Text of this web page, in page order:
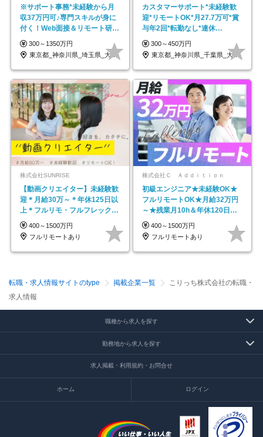
※サポート事務*未経験から月
収37万円可♪専門スキルが身に
付く！Web面接＆リモート研修
も充実♪/a
300～1350万円
東京都_神奈川県_埼玉県_大阪府_愛知県…
カスタマーサポート*未経験歓
迎*リモートOK*月27.7万可*賞
与年2回*転勤なし*連休
OK/ZE010232
300～450万円
東京都_神奈川県_千葉県_大阪府_愛知県…
株式会社SUNRISE
【動画クリエイター】未経験歓
迎＊月給30万～＊年休125日以
上＊フルリモ・フルフレックス
◆10名の採用が決定◆
400～1500万円
フルリモートあり
株式会社Ｃ Ａｄｄｉｔｉｏｎ
初級エンジニア★未経験OK★
フルリモートOK★月給32万円
～★残業月10h＆年休120日以
上★副業可
400～1500万円
フルリモートあり
転職・求人情報サイトのtype 掲載企業一覧
こりっち株式会社の転職・
求人情報
職種から求人を探す
勤務地から求人を探す
求人掲載・利用規約・お問合せ
ホーム ログイン